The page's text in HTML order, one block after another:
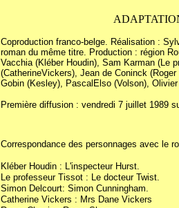
Coproduction franco-belge. Réalisation :
roman du même titre. Production : région
Vacchia (Kléber Houdin), Sam Karman (Le
(CatherineVickers), Jean de Coninck
Gobin (Kesley), Pascal Elso (Volson),
Première diffusion : vendredi 7 juillet 1989
Correspondance des personnages avec le
Kléber Houdin : L'inspecteur Hurst.
Le professeur Tissot : Le docteur Twist.
Simon Delcourt: Simon Cunningham.
Catherine Vickers : Mrs Dane Vickers